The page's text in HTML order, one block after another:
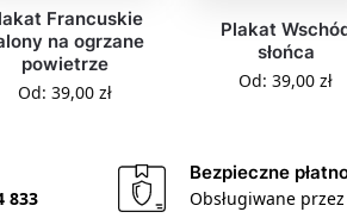
Francuskie
na ogrzane
powietrze
Od: 39,00 zł
Plakat
słońca
Od:39,00zł
833
Bezpieczne
Obsługiwane przez